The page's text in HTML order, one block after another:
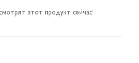
этот продукт сейчас!